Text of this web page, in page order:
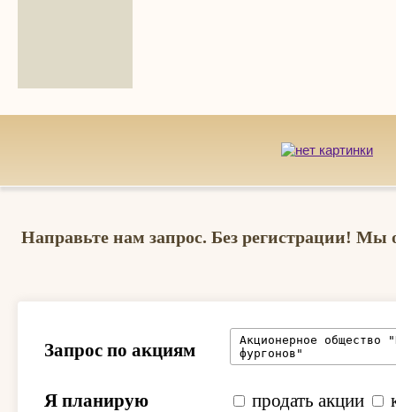
Направьте нам запрос. Без регистрации! Мы
Запрос по акциям
Я планирую продать акции